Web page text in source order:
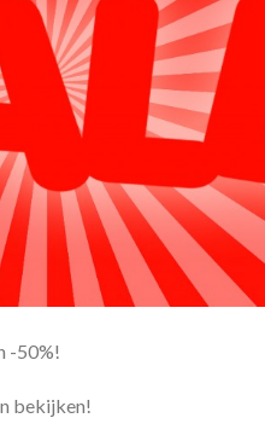
-50%!
bekijken!